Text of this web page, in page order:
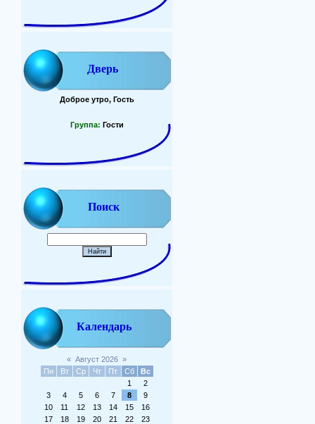
Дверь
Доброе утро, Гость
Группа: Гости
Поиск
Календарь
« Август 2026 »
Пн
Вт Ср Чт Пт Сб
Вс
1
2
3
4 5 6 7 8
9
10
11 12 13 14 15
16
17
18 19 20 21 22
23